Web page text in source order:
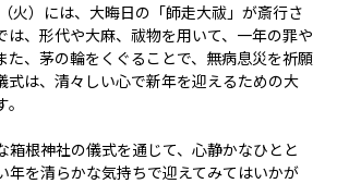
火）には、大晦日の「師走大祓」が斎行さ
は、形代や大麻、祓物を用いて、一年の罪や
た、茅の輪をくぐることで、無病息災を祈願
式は、清々しい心で新年を迎えるための大
箱根神社の儀式を通じて、心静かなひとと
年を清らかな気持ちで迎えてみてはいかが